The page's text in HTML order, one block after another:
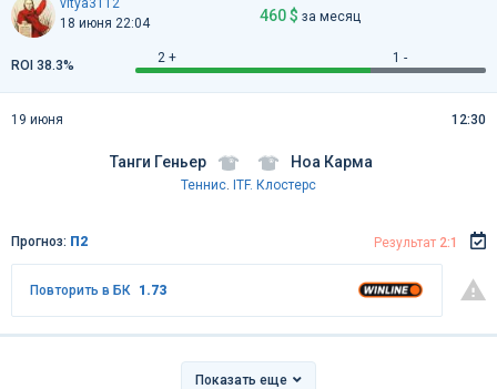
vitya3112
18 июня 22:04
460 $ за месяц
2 + 1 -
ROI 38.3%
Танги Геньер
19 июня 12:30
Ноа Карма
Теннис. ITF. Клостерс
Прогноз: П2 Результат 2:1
Повторить в БК 1.73
Показать еще